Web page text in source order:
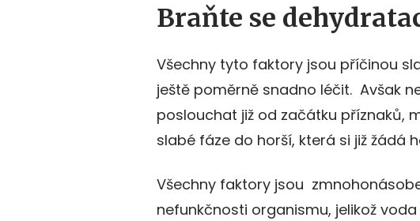
Braňte se
Všechny tyto faktory jsou příčinou
ještě poměrně snadno léčit. Avšak
poslouchat již od začátku příznaků,
slabé fáze do horší, která si již žádá
Všechny faktory jsou
nefunkčnosti organismu, jelikož